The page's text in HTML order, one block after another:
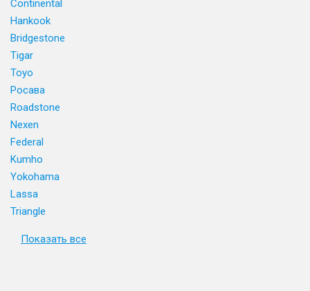
Continental
Hankook
Bridgestone
Tigar
Toyo
Росава
Roadstone
Nexen
Federal
Kumho
Yokohama
Lassa
Triangle
Показать все